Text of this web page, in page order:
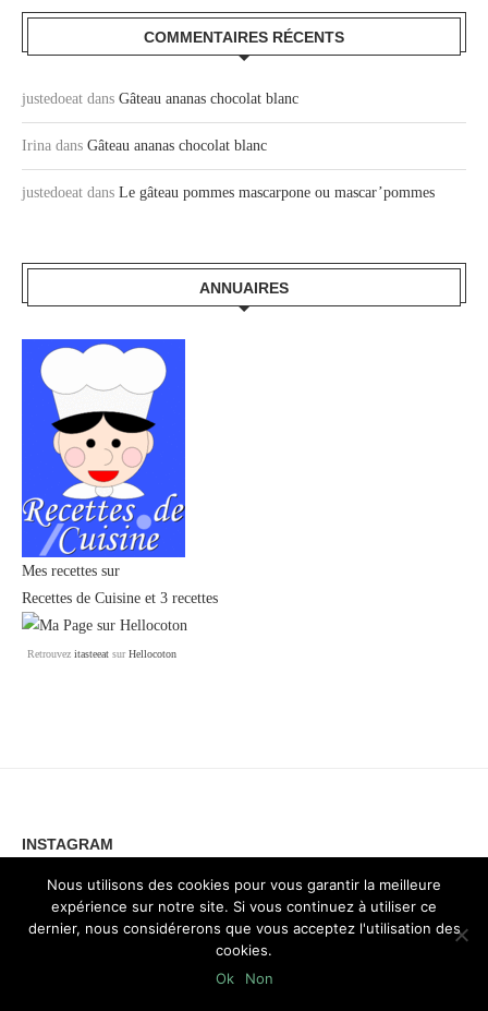
COMMENTAIRES RÉCENTS
justedoeat dans Gâteau ananas chocolat blanc
Irina dans Gâteau ananas chocolat blanc
justedoeat dans Le gâteau pommes mascarpone ou mascar’pommes
ANNUAIRES
Mes recettes sur
Recettes de Cuisine et 3 recettes
Retrouvez itasteeat surHellocoton
INSTAGRAM
Nous utilisons des cookies pour vous garantir la meilleure
expérience sur notre site. Si vous continuez à utiliser ce
dernier, nous considérerons que vous acceptez l'utilisation des
cookies.
Ok
Non